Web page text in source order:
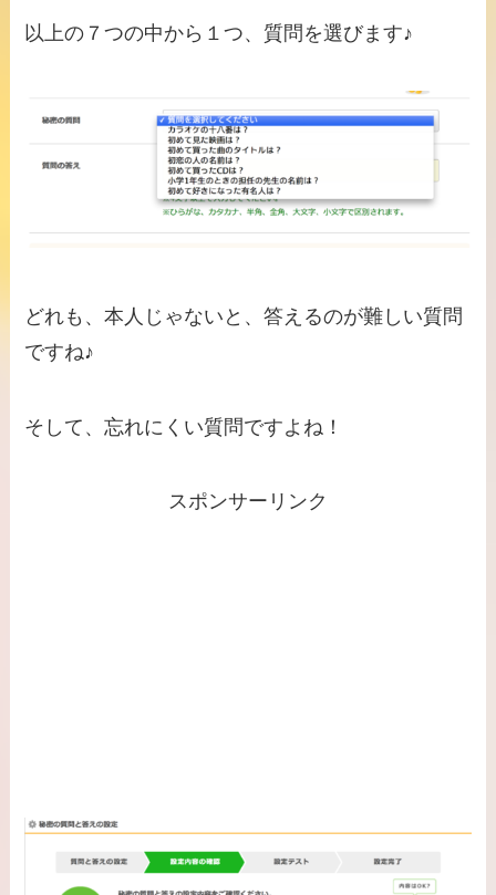
以上の７つの中から１つ、質問を選びます♪
どれも、本人じゃないと、答えるのが難しい質問
ですね♪
そして、忘れにくい質問ですよね！
スポンサーリンク